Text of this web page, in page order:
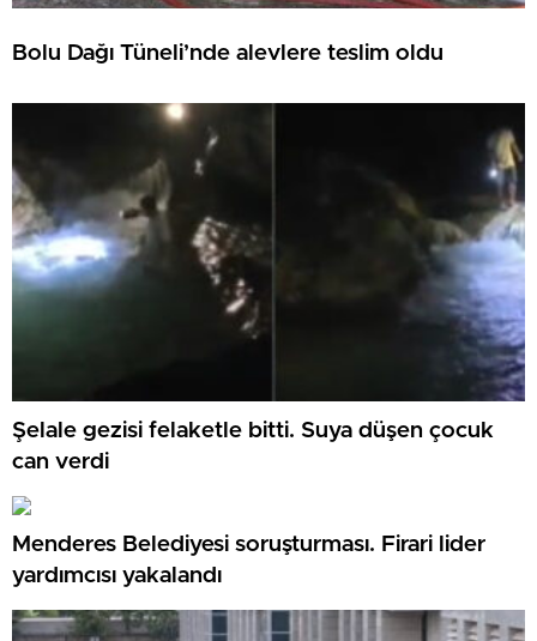
Bolu Dağı Tüneli’nde alevlere teslim oldu
Şelale gezisi felaketle bitti. Suya düşen çocuk
can verdi
Menderes Belediyesi soruşturması. Firari lider
yardımcısı yakalandı